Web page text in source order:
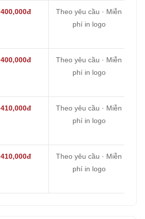
400,000đ
Theo yêu cầu · Miễn
phí in logo
400,000đ
Theo yêu cầu · Miễn
phí in logo
410,000đ
Theo yêu cầu · Miễn
phí in logo
410,000đ
Theo yêu cầu · Miễn
phí in logo